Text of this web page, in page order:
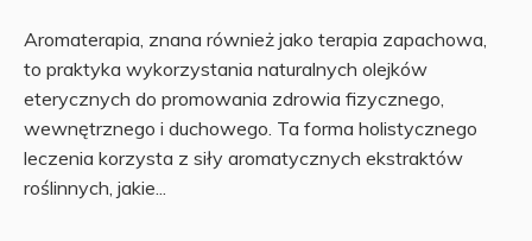
Aromaterapia, znana również jako terapia zapachowa,
to praktyka wykorzystania naturalnych olejków
eterycznych do promowania zdrowia fizycznego,
wewnętrznego i duchowego. Ta forma holistycznego
leczenia korzysta z siły aromatycznych ekstraktów
roślinnych, jakie...